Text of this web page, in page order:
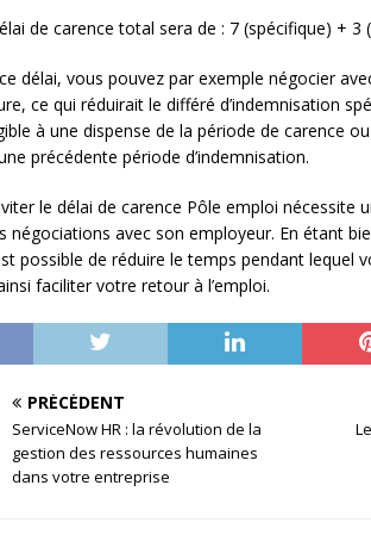
de carence total sera de : 7 (spécifique) + 3
délai, vous pouvez par exemple négocier
ce qui réduirait le différé d’indemnisation
à une dispense de la période de carence
précédente période d’indemnisation.
le délai de carence Pôle emploi nécessite
négociations avec son employeur. En étant
possible de réduire le temps pendant lequel
faciliter votre retour à l’emploi.
PRÉCÉDENT
ServiceNow HR : la révolution de la
gestion des ressources humaines
dans votre entreprise